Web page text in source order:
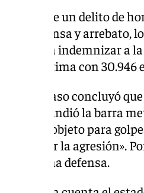
de un delito de
defensa y arrebato,
deberá indemnizar a
de la víctima con 30.946
el caso concluyó
blandió la barra
al usar el objeto para
repeler la agresión».
legítima defensa.